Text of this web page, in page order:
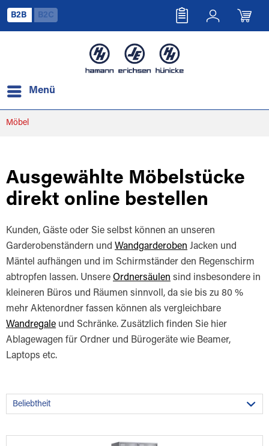
B2B B2C
Menü
Möbel
Ausgewählte Möbelstücke
direkt online bestellen
Kunden, Gäste oder Sie selbst können an unseren
Garderobenständern und Wandgarderoben Jacken und
Mäntel aufhängen und im Schirmständer den Regenschirm
abtropfen lassen. Unsere Ordnersäulen sind insbesondere in
kleineren Büros und Räumen sinnvoll, da sie bis zu 80 %
mehr Aktenordner fassen können als vergleichbare
Wandregale und Schränke. Zusätzlich finden Sie hier
Ablagewagen für Ordner und Bürogeräte wie Beamer,
Laptops etc.